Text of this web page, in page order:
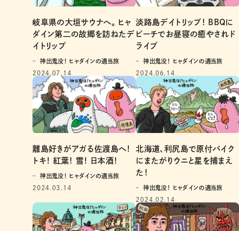
岐阜県の大垣サウナへ。 ヒャ
ダイン第二の故郷を訪ねたデ
イトリップ
神出鬼没！ ヒャダインの適当旅
2024.07.14
淡路島デイトリップ！ BBQに
ビーチでお昼寝の癒やされド
ライブ
神出鬼没！ ヒャダインの適当旅
2024.06.14
離島好きがアガる佐渡島へ！
トキ！ 紅葉！ 雪！ 日本酒！
神出鬼没！ ヒャダインの適当旅
2024.03.14
北海道、利尻島で原付バイク
にまたがりウニと星を捕まえ
た！
神出鬼没！ ヒャダインの適当旅
2024.02.14